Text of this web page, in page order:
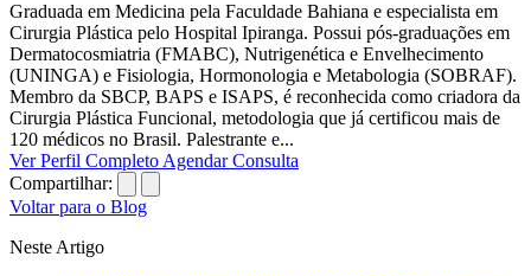
Graduada em Medicina pela Faculdade Bahiana e especialista em
Cirurgia Plástica pelo Hospital Ipiranga. Possui pós-graduações em
Dermatocosmiatria (FMABC), Nutrigenética e Envelhecimento
(UNINGA) e Fisiologia, Hormonologia e Metabologia (SOBRAF).
Membro da SBCP, BAPS e ISAPS, é reconhecida como criadora da
Cirurgia Plástica Funcional, metodologia que já certificou mais de
120 médicos no Brasil. Palestrante e...
Ver Perfil Completo Agendar Consulta
Compartilhar:
Voltar para o Blog
Neste Artigo